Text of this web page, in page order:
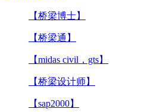
【桥梁博士】
【桥梁通】
【midas civil，gts】
【桥梁设计师】
【sap2000】